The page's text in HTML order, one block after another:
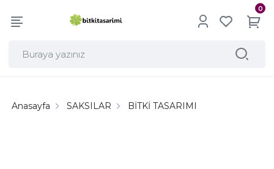
0
Anasayfa SAKSILAR BİTKİ TASARIMI